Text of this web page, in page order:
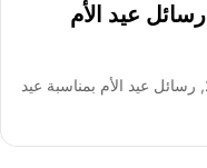
مجموعة اغاني عيد الام 2024 رسائل عيد الأم
أغاني عيد الأم 2024, كلمات عيد الأم 2024, رسائل عيد الأم بمناسبة عيد